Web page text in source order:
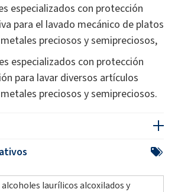
especializados con protección
para el lavado mecánico de platos
preciosos y semipreciosos,
especializados con protección
para lavar diversos artículos
preciosos y semipreciosos.
alcoholes laurílicos alcoxilados y